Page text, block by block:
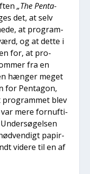
„The Pen­ta­
det, at selv
at pro­gram­
og at det­te i
for, at pro­
fra en
hæn­ger meget
for Pen­ta­gon,
pro­gram­met blev
var mere for­nuf­ti­
papir­
vide­re til en af